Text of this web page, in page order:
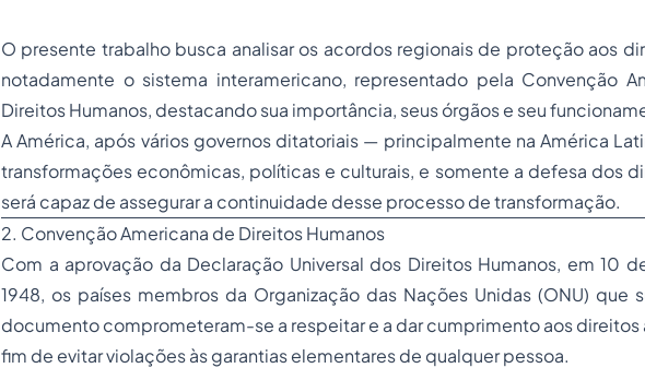
O presente trabalho busca analisar os acordos regionais de proteção aos
notadamente o sistema interamericano, representado pela Convenção
Direitos Humanos, destacando sua importância, seus órgãos e seu
A América, após vários governos ditatoriais — principalmente na América
transformações econômicas, políticas e culturais, e somente a defesa dos
será capaz de assegurar a continuidade desse processo de transformação.
2. Convenção Americana de Direitos Humanos
Com a aprovação da Declaração Universal dos Direitos Humanos, em 10
1948, os países membros da Organização das Nações Unidas (ONU) que
documento comprometeram-se a respeitar e a dar cumprimento aos direitos
fim de evitar violações às garantias elementares de qualquer pessoa.